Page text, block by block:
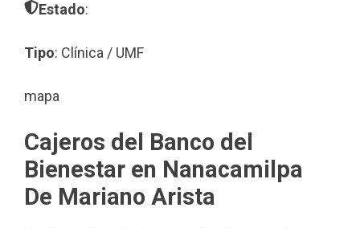
Estado:
Tipo: Clínica / UMF
mapa
Cajeros del Banco del
Bienestar en Nanacamilpa
De Mariano Arista